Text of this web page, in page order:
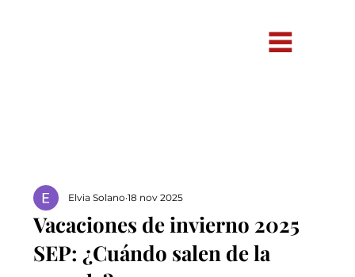
Vacaciones de invierno 2025
SEP: ¿Cuándo salen de la
Elvia Solano 18 nov 2025